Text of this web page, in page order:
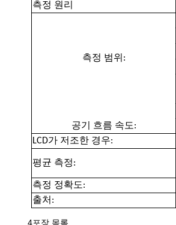
측정 원리
측정 범위:
공기 흐름 속도:
LCD가 저조한 경우:
평균 측정:
측정 정확도:
출처:
4포장 목록